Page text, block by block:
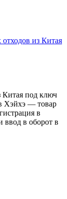
из Китая
Китая под ключ
Хэйхэ — товар
в
в оборот в